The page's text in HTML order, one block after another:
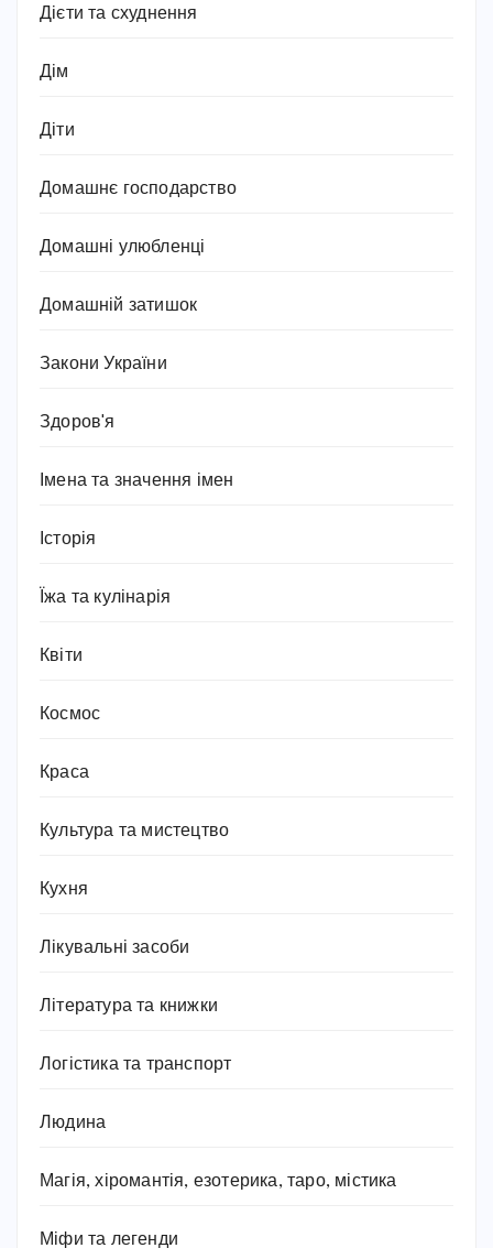
Дієти та схуднення
Дім
Діти
Домашнє господарство
Домашні улюбленці
Домашній затишок
Закони України
Здоров'я
Імена та значення імен
Історія
Їжа та кулінарія
Квіти
Космос
Краса
Культура та мистецтво
Кухня
Лікувальні засоби
Література та книжки
Логістика та транспорт
Людина
Магія, хіромантія, езотерика, таро, містика
Міфи та легенди